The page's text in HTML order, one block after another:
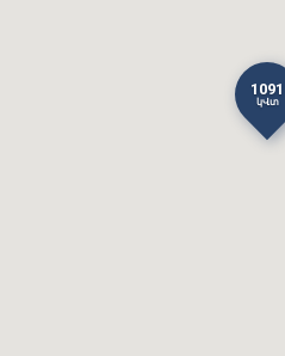
1091
կՎտ